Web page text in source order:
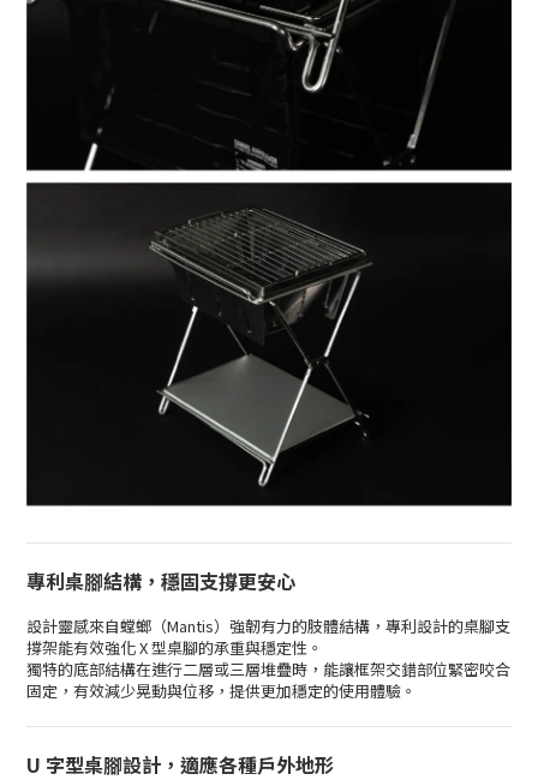
專利桌腳結構，穩固支撐更安心
設計靈感來自螳螂（Mantis）強韌有力的肢體結構，專利設計的桌腳支
撐架能有效強化 X 型桌腳的承重與穩定性。
獨特的底部結構在進行二層或三層堆疊時，能讓框架交錯部位緊密咬合
固定，有效減少晃動與位移，提供更加穩定的使用體驗。
U 字型桌腳設計，適應各種戶外地形